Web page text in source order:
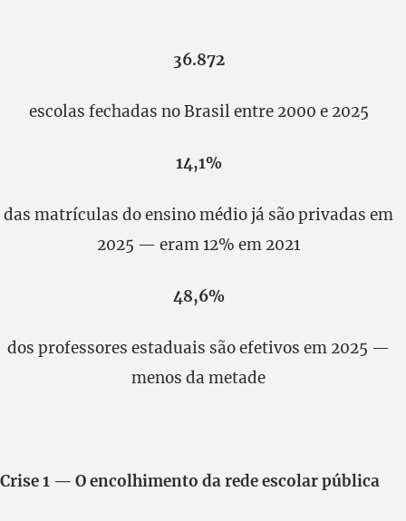
36.872
escolas fechadas no Brasil entre 2000 e 2025
14,1%
das matrículas do ensino médio já são privadas em
2025 — eram 12% em 2021
48,6%
dos professores estaduais são efetivos em 2025 —
menos da metade
Crise 1 — O encolhimento da rede escolar pública